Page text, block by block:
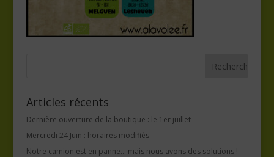
Articles récents
Dernière ouverture de la boutique : le 1er juillet
Mercredi 24 Juin : horaires modifiés
Notre camion est en panne… mais nous avons des solutions !